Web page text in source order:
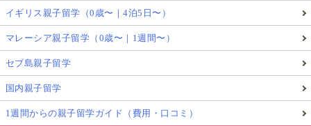
イギリス親子留学（0歳〜｜4泊5日〜）
マレーシア親子留学（0歳〜｜1週間〜）
セブ島親子留学
国内親子留学
1週間からの親子留学ガイド（費用・口コミ）